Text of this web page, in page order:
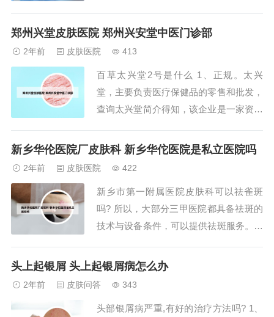
有多层银白色鳞屑。2、人得了猫癣一般
唑、联苯苄唑、萘替芬、布替萘芬、特比
萘芬等；阿...
郑州兴堂皮肤医院 郑州兴安堂中医门诊部
2年前 皮肤医院 413
百草太兴堂2号是什么 1、正规。太兴
堂，主要负责医疗保健品的零售和批发，
查询太兴堂简介得知，该企业是一家资质
询。2、北京同仁堂。《大宅门》是一部
药世家白府三代人的恩恩怨怨。剧中百草
厅的原型就是...
新乡华伦医院厂皮肤科 新乡华佗医院是私立医院吗
2年前 皮肤医院 422
新乡市第一附属医院皮肤科可以祛雀斑
吗? 所以，大部分三甲医院都具备祛斑的
技术与设备条件，可以提供祛斑服务。但
斑手术或治疗。具体是否可以进行祛斑，
的，武汉市第一医院在皮肤科方面很权威
头上起银屑 头上起银屑病怎么办
2年前 皮肤问答 343
头部银屑病严重,有好的治疗方法吗? 1、